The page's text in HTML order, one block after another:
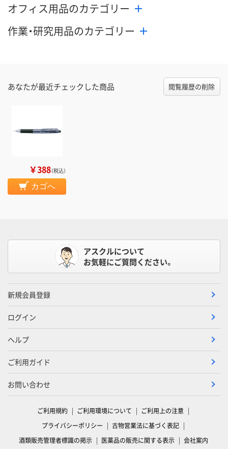
オフィス用品のカテゴリー
作業・研究用品のカテゴリー
あなたが最近チェックした商品 閲覧履歴の削除
￥388（税込）
カゴへ
アスクルについて
お気軽にご質問ください。
新規会員登録
ログイン
ヘルプ
ご利用ガイド
お問い合わせ
ご利用規約 ご利用環境について
ご利用上の注意
プライバシーポリシー
古物営業法に基づく表記
酒類販売管理者標識の掲示
医薬品の販売に関する表示 会社案内